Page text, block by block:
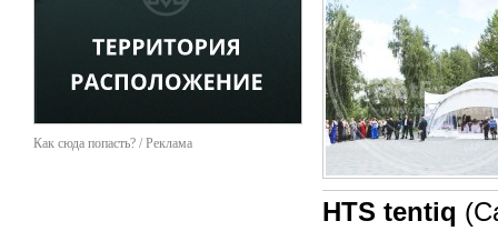
Как сюда попасть? / Реклама
HTS tentiq